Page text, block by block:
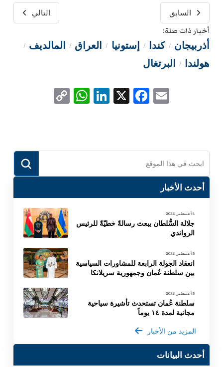
السابق التالي
أخبار ذات صلة:
أذربيجان / كندا / إستونيا / العراق / المالديف /
هولندا / البرتغال
Email
Facebook
X
LinkedIn
WhatsApp
Copy
Search
أحدث الأخبار
4 أغسطس 2026
جلالة السُّلطان يبعث رسالةً خطيّةً للرئيس
الرواندي
3 أغسطس 2026
انعقاد الجولة الرابعة للمشاورات السياسية
بين سلطنة عُمان وجمهورية سريلانكا
3 أغسطس 2026
سلطنة عُمان تستحدث تأشيرة سياحية
مجانية لمدة ١٤ يوماً
المزيد من الأخبار
أحدث البيانات